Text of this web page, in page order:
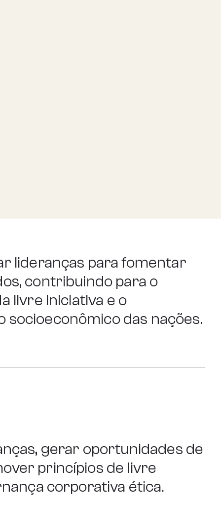
lideranças para fomentar
contribuindo para o
livre iniciativa e o
socioeconômico das nações.
gerar oportunidades de
princípios de livre
corporativa ética.